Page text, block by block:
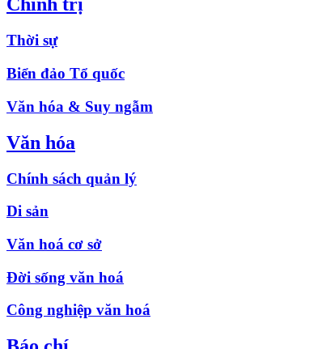
Chính trị
Thời sự
Biển đảo Tổ quốc
Văn hóa & Suy ngẫm
Văn hóa
Chính sách quản lý
Di sản
Văn hoá cơ sở
Đời sống văn hoá
Công nghiệp văn hoá